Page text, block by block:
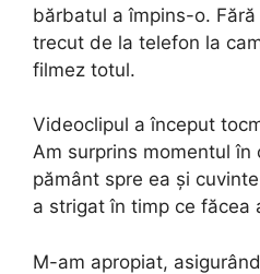
bărbatul a împins-o.
trecut de la telefon la
filmez totul.
Videoclipul a început
Am surprins momentul în
pământ spre ea și
a strigat în timp ce făcea
M-am apropiat,